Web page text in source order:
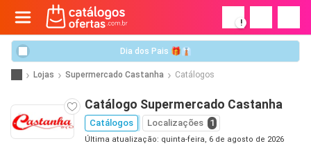
!
Dia dos Pais 🎁👔
Lojas Supermercado Castanha Catálogos
Catálogo Supermercado Castanha
Catálogos Localizações 1
Última atualização: quinta-feira, 6 de agosto de 2026